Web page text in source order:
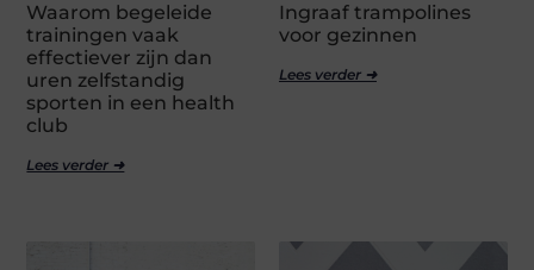
Waarom begeleide
trainingen vaak
effectiever zijn dan
uren zelfstandig
sporten in een health
club
Lees verder ➜
Ingraaf trampolines
voor gezinnen
Lees verder ➜